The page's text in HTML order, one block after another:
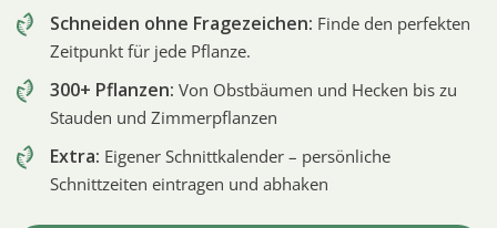
Schneiden ohne Fragezeichen: Finde den perfekten
Zeitpunkt für jede Pflanze.
300+ Pflanzen: Von Obstbäumen und Hecken bis zu
Stauden und Zimmerpflanzen
Extra: Eigener Schnittkalender – persönliche
Schnittzeiten eintragen und abhaken